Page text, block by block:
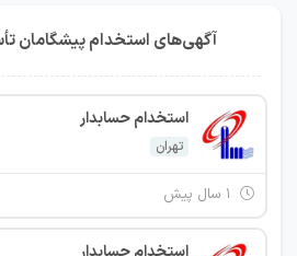
آگهی‌های استخدام پیشگامان
استخدام حسابدار
تهران